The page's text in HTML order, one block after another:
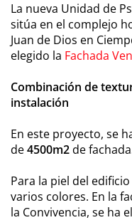
La nueva Unidad de
sitúa en el complejo
Juan de Dios en
elegido la Fachada
Combinación de
instalación
En este proyecto, se
de4500m2de
Para la piel del
varios colores. En la
la Convivencia, se ha